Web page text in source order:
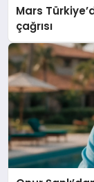
Mars
çağrısı